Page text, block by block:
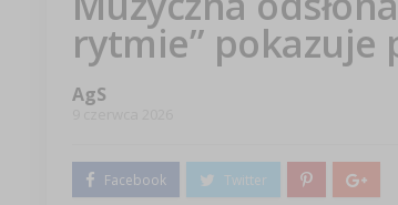
rytmie” pokazuje
AgS